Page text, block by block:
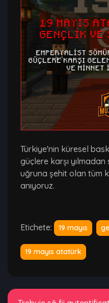
Türkiye'nin küresel
güçlere karşı
uğruna şehit olan tüm
anıyoruz.
Etichete: 19 mayıs
19 mayıs atatürk